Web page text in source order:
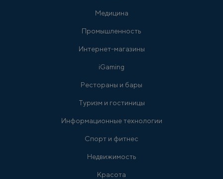
Медицина
Промышленность
Интернет-магазины
iGaming
Рестораны и бары
Туризм и гостиницы
Информационные технологии
Спорт и фитнес
Недвижимость
Красота